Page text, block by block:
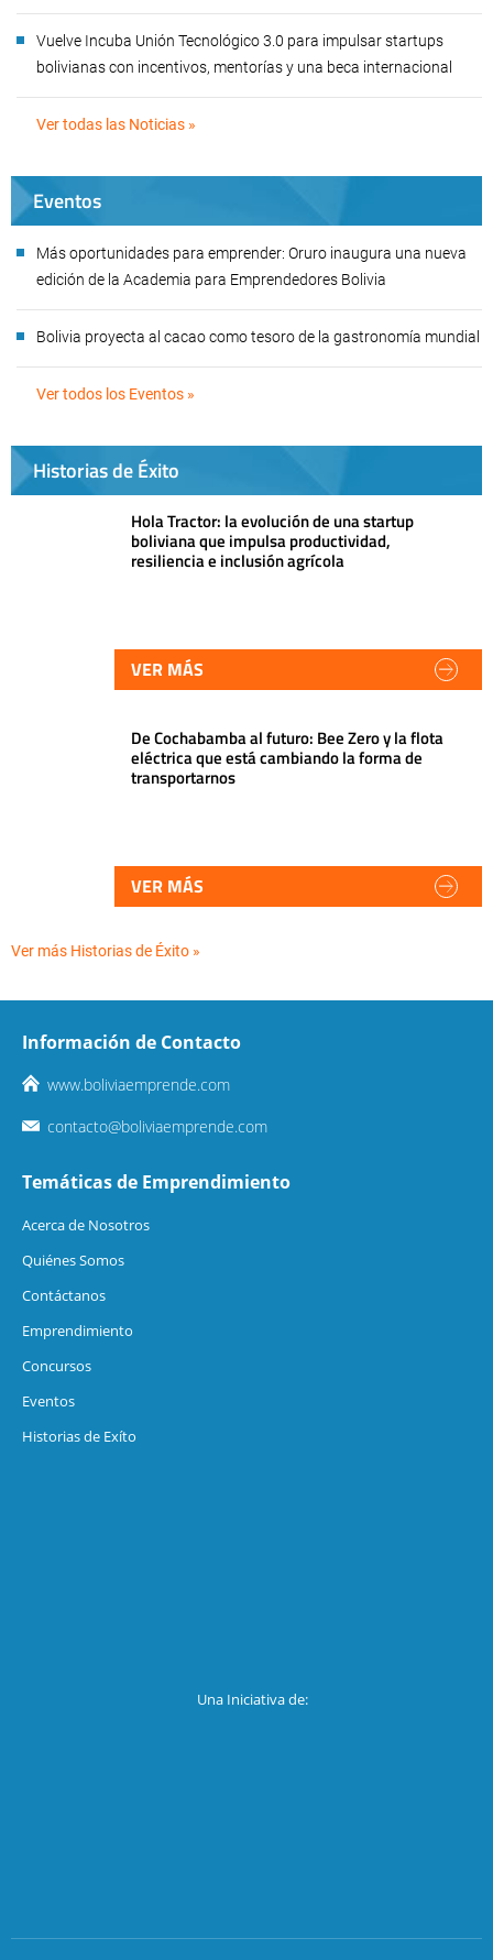
Vuelve Incuba Unión Tecnológico 3.0 para impulsar startups
bolivianas con incentivos, mentorías y una beca internacional
Ver todas las Noticias »
Eventos
Más oportunidades para emprender: Oruro inaugura una nueva
edición de la Academia para Emprendedores Bolivia
Bolivia proyecta al cacao como tesoro de la gastronomía mundial
Ver todos los Eventos »
Historias de Éxito
Hola Tractor: la evolución de una startup
boliviana que impulsa productividad,
resiliencia e inclusión agrícola
VER MÁS
De Cochabamba al futuro: Bee Zero y la flota
eléctrica que está cambiando la forma de
transportarnos
VER MÁS
Ver más Historias de Éxito »
Información de Contacto
www.boliviaemprende.com
contacto@boliviaemprende.com
Temáticas de Emprendimiento
Acerca de Nosotros
Quiénes Somos
Contáctanos
Emprendimiento
Concursos
Eventos
Historias de Exíto
Una Iniciativa de: